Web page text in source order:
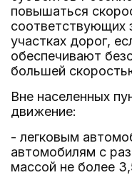
повышаться
соответствующих
участках дорог,
обеспечивают
большей
Вне населенных
движение:
- легковым
автомобилям с
массой не более